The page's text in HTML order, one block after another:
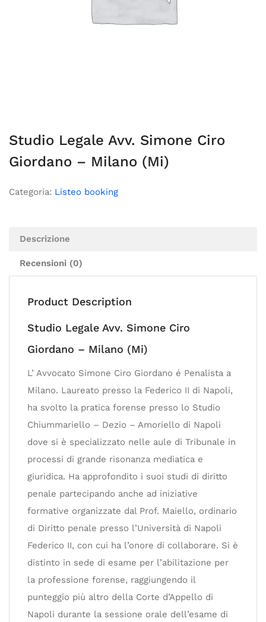
Studio Legale Avv. Simone Ciro
Giordano – Milano (Mi)
Categoria: Listeo booking
Descrizione
Recensioni (0)
Product Description
Studio Legale Avv. Simone Ciro
Giordano – Milano (Mi)
L’ Avvocato Simone Ciro Giordano é Penalista a
Milano. Laureato presso la Federico II di Napoli,
ha svolto la pratica forense presso lo Studio
Chiummariello – Dezio – Amoriello di Napoli
dove si è specializzato nelle aule di Tribunale in
processi di grande risonanza mediatica e
giuridica. Ha approfondito i suoi studi di diritto
penale partecipando anche ad iniziative
formative organizzate dal Prof. Maiello, ordinario
di Diritto penale presso l’Università di Napoli
Federico II, con cui ha l’onore di collaborare. Si è
distinto in sede di esame per l’abilitazione per
la professione forense, raggiungendo il
punteggio più altro della Corte d’Appello di
Napoli durante la sessione orale dell’esame di